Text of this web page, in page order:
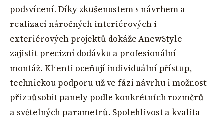
podsvícení. Díky zkušenostem s návrhem a
realizací náročných interiérových i
exteriérových projektů dokáže AnewStyle
zajistit precizní dodávku a profesionální
montáž. Klienti oceňují individuální přístup,
technickou podporu už ve fázi návrhu i možnost
přizpůsobit panely podle konkrétních rozměrů
a světelných parametrů. Spolehlivost a kvalita